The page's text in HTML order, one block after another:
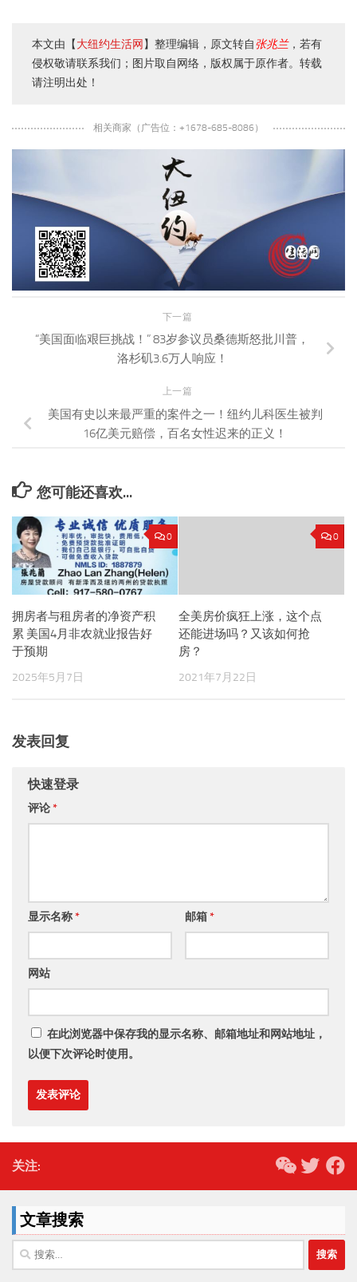
本文由【 大纽约生活网 】整理编辑，原文转自 张兆兰，若有
侵权敬请联系我们；图片取自网络，版权属于原作者。转载
请注明出处！
相关商家（广告位：+1678-685-8086）
下一篇
“美国面临艰巨挑战！” 83岁参议员桑德斯怒批川普，
洛杉矶3.6万人响应！
上一篇
美国有史以来最严重的案件之一！纽约儿科医生被判
16亿美元赔偿，百名女性迟来的正义！
您可能还喜欢...
0
拥房者与租房者的净资产积
累 美国4月非农就业报告好
于预期
2025年5月7日
0
全美房价疯狂上涨，这个点
还能进场吗？又该如何抢
房？
2021年7月22日
发表回复
快速登录
评论*
显示名称* 邮箱*
网站
在此浏览器中保存我的显示名称、邮箱地址和网站地址，
以便下次评论时使用。
关注:
文章搜索
搜
索：